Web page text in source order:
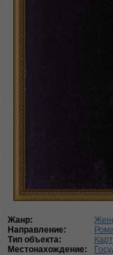
Жанр:
Направление:
Тип объекта:
Местонахождение: